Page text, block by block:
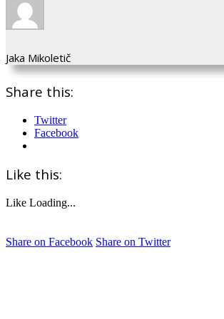
Jaka Mikoletič
Share this:
Twitter
Facebook
Like this:
Like Loading...
Share on Facebook Share on Twitter